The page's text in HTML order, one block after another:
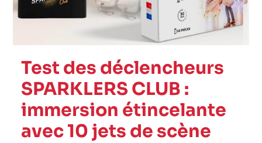
Test des déclencheurs
SPARKLERS CLUB :
immersion étincelante
avec 10 jets de scène